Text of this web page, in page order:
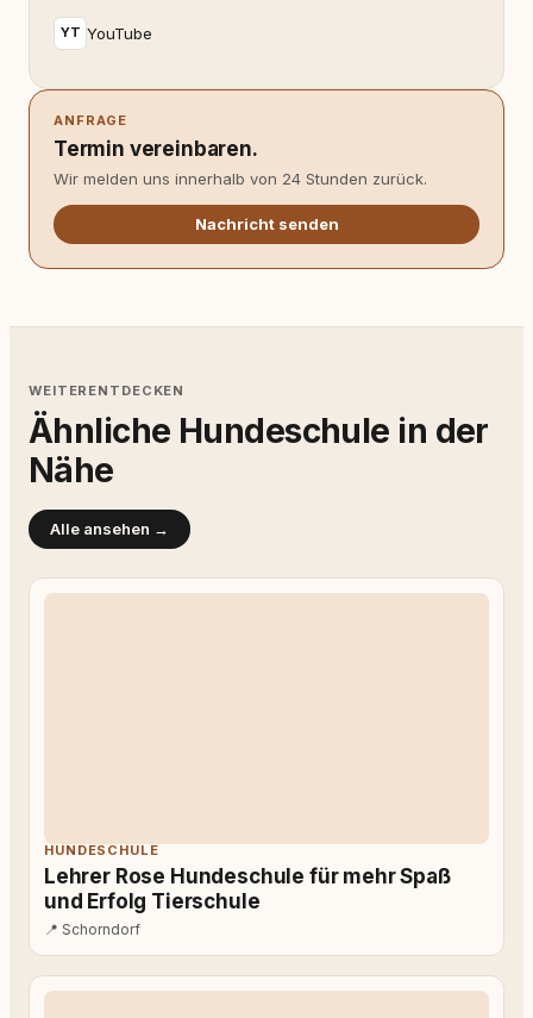
YT YouTube
ANFRAGE
Termin vereinbaren.
Wir melden uns innerhalb von 24 Stunden zurück.
Nachricht senden
WEITERENTDECKEN
Ähnliche Hundeschule in der
Nähe
Alle ansehen →
HUNDESCHULE
Lehrer Rose Hundeschule für mehr Spaß
und Erfolg Tierschule
📍 Schorndorf